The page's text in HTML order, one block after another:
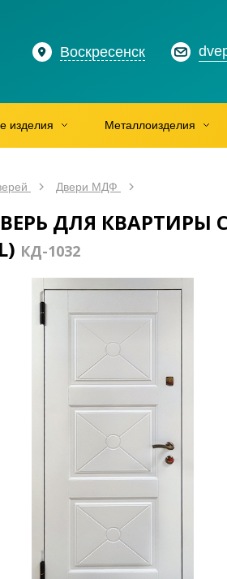
Воскресенск
изделия Металлоизделия
Двери МДФ
ДЛЯ
КД-1032